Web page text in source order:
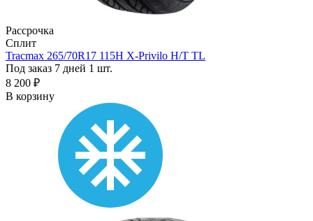
Рассрочка
Сплит
Tracmax 265/70R17 115H X-Privilo H/T TL
Под заказ 7 дней 1 шт.
8 200 ₽
В корзину